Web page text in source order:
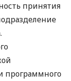
принятия
программного